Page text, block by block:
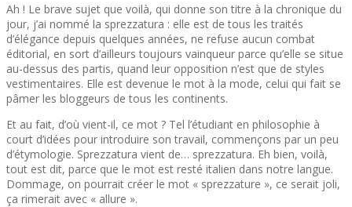
Ah ! Le brave sujet que voilà, qui donne son titre à la chronique du
jour, j’ai nommé la sprezzatura : elle est de tous les traités
d’élégance depuis quelques années, ne refuse aucun combat
éditorial, en sort d’ailleurs toujours vainqueur parce qu’elle se situe
au-dessus des partis, quand leur opposition n’est que de styles
vestimentaires. Elle est devenue le mot à la mode, celui qui fait se
pâmer les bloggeurs de tous les continents.
Et au fait, d’où vient-il, ce mot ? Tel l’étudiant en philosophie à
court d’idées pour introduire son travail, commençons par un peu
d’étymologie. Sprezzatura vient de… sprezzatura. Eh bien, voilà,
tout est dit, parce que le mot est resté italien dans notre langue.
Dommage, on pourrait créer le mot « sprezzature », ce serait joli,
ça rimerait avec « allure ».